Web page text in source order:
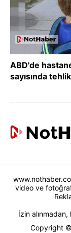
ABD'de
sayısında
video ve
İzin
Copyright ©